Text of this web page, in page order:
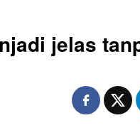
jelas